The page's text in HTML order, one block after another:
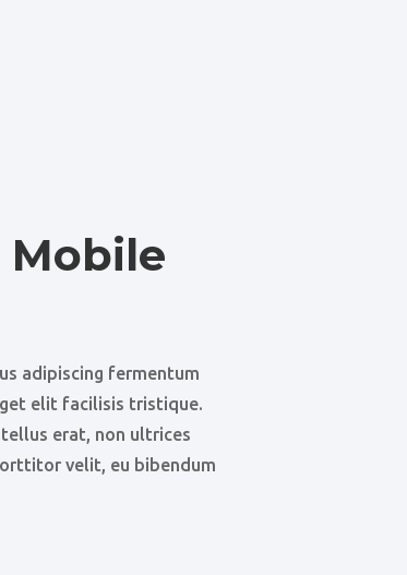
Mobile
adipiscing fermentum
elit facilisis tristique.
erat, non ultrices
velit, eu bibendum